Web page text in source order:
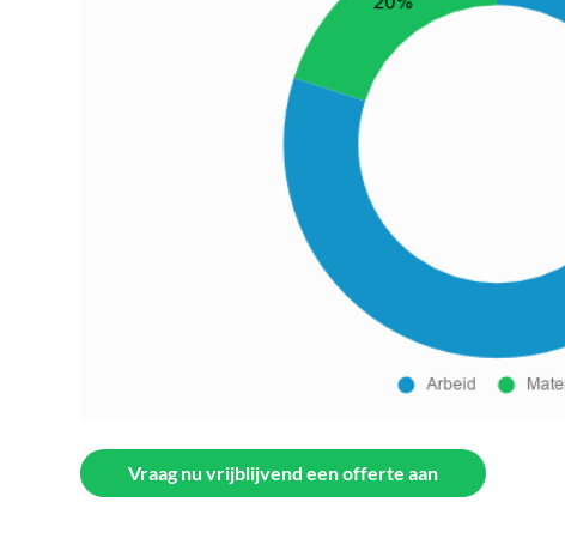
Vraag nu vrijblijvend een offerte aan